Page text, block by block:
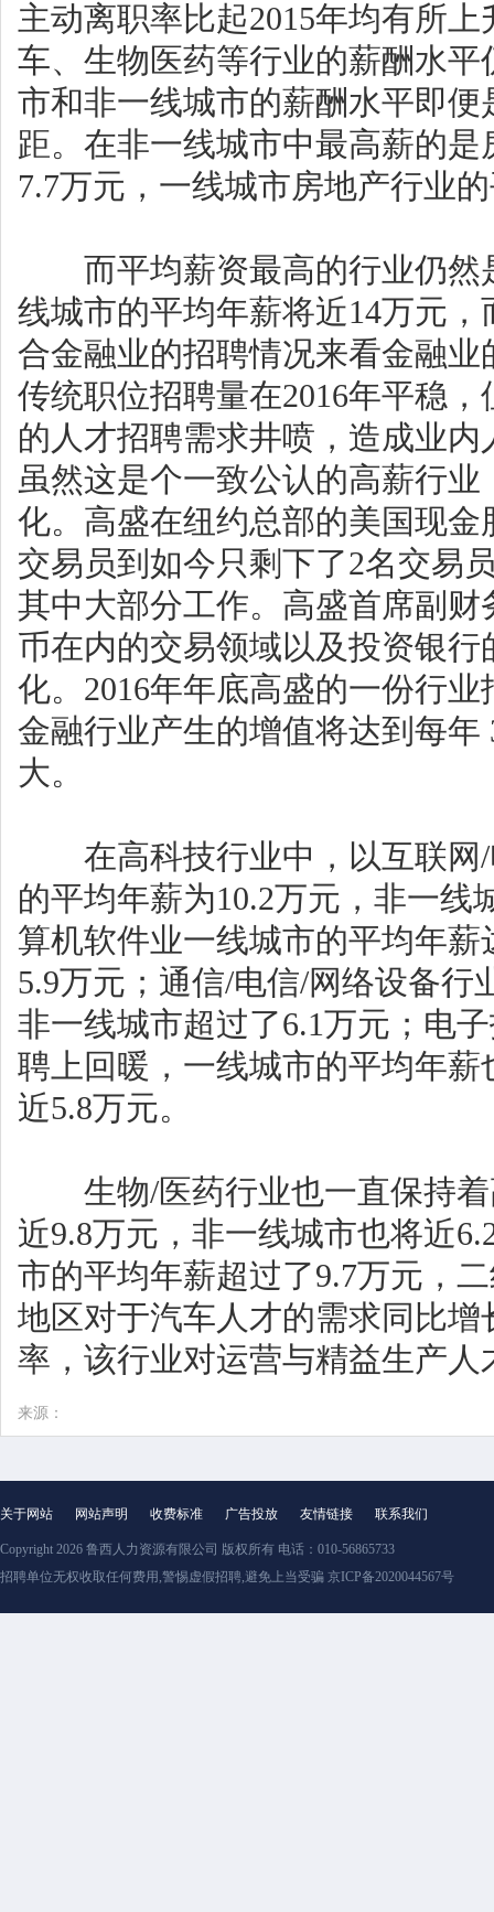
主动离职率比起2015年均有所
车、生物医药等行业的薪酬水
市和非一线城市的薪酬水平即
距。在非一线城市中最高薪的
7.7万元，一线城市房地产行业
而平均薪资最高的行业仍然
线城市的平均年薪将近14万元
合金融业的招聘情况来看金融
传统职位招聘量在2016年平稳
的人才招聘需求井喷，造成业
虽然这是个一致公认的高薪行
化。高盛在纽约总部的美国现金
交易员到如今只剩下了2名交
其中大部分工作。高盛首席副财
币在内的交易领域以及投资银
化。2016年年底高盛的一份行
金融行业产生的增值将达到每年
大。
在高科技行业中，以互联网/
的平均年薪为10.2万元，非一线
算机软件业一线城市的平均年
5.9万元；通信/电信/网络设备行
非一线城市超过了6.1万元；电
聘上回暖，一线城市的平均年
近5.8万元。
生物/医药行业也一直保持着
近9.8万元，非一线城市也将近
市的平均年薪超过了9.7万元，
地区对于汽车人才的需求同比
率，该行业对运营与精益生产
来源：
关于网站 网站声明 收费标准 广告投放 友情链接 联系我们
Copyright 2026 鲁西人力资源有限公司 版权所有 电话：010-56865733
招聘单位无权收取任何费用,警惕虚假招聘,避免上当受骗 京ICP备2020044567号